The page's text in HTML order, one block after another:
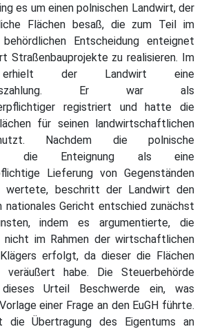
es um einen polnischen Landwirt, der
Flächen besaß, die zum Teil im
Entscheidung enteignet
Straßenbauprojekte zu realisieren. Im
erhielt der Landwirt eine
Er war als
registriert und hatte die
für seinen landwirtschaftlichen
Nachdem die polnische
die Enteignung als eine
Lieferung von Gegenständen
wertete, beschritt der Landwirt den
nationales Gericht entschied zunächst
indem es argumentierte, die
nicht im Rahmen der wirtschaftlichen
erfolgt, da dieser die Flächen
habe. Die Steuerbehörde
Urteil Beschwerde ein, was
einer Frage an den EuGH führte.
die Übertragung des Eigentums an